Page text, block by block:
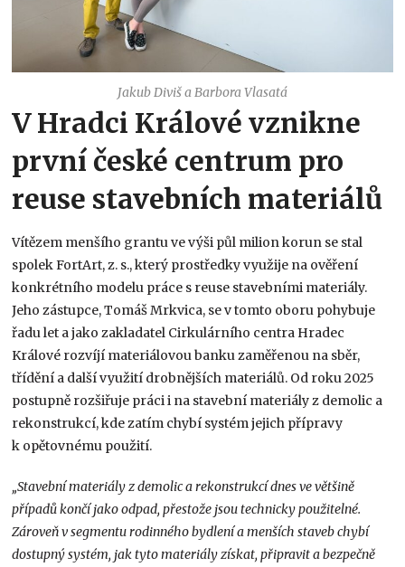
Jakub Diviš a Barbora Vlasatá
V Hradci Králové vznikne
první české centrum pro
reuse stavebních materiálů
Vítězem menšího grantu ve výši půl milion korun se stal
spolek FortArt, z. s., který prostředky využije na ověření
konkrétního modelu práce s reuse stavebními materiály.
Jeho zástupce, Tomáš Mrkvica, se v tomto oboru pohybuje
řadu let a jako zakladatel Cirkulárního centra Hradec
Králové rozvíjí materiálovou banku zaměřenou na sběr,
třídění a další využití drobnějších materiálů. Od roku 2025
postupně rozšiřuje práci i na stavební materiály z demolic a
rekonstrukcí, kde zatím chybí systém jejich přípravy
k opětovnému použití.
„Stavební materiály z demolic a rekonstrukcí dnes ve většině
případů končí jako odpad, přestože jsou technicky použitelné.
Zároveň v segmentu rodinného bydlení a menších staveb chybí
dostupný systém, jak tyto materiály získat, připravit a bezpečně